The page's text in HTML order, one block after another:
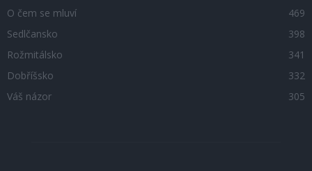
O čem se mluví
469
Sedlčansko
398
Rožmitálsko
341
Dobříšsko
332
Váš názor
305